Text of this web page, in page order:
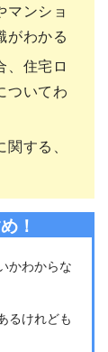
マンショ
がわかる
、住宅ロ
ついてわ
する、
！
かわからな
るけれども